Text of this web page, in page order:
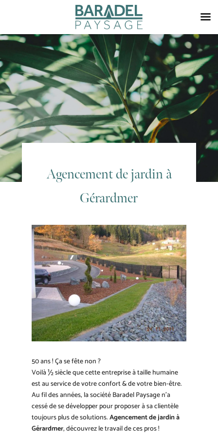
Agencement de jardin à
Gérardmer
50 ans ! Ça se fête non ?
Voilà ½ siècle que cette entreprise à taille humaine
est au service de votre confort & de votre bien-être.
Au fil des années, la société Baradel Paysage n’a
cessé de se développer pour proposer à sa clientèle
toujours plus de solutions.Agencement de jardin à
Gérardmer, découvrez le travail de ces pros !